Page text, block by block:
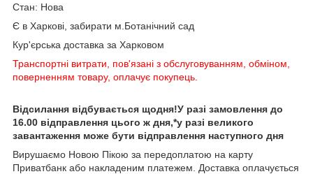
Стан: Нова
Є в Харкові, забирати м.Ботанічний сад
Кур'єрська доставка за Харковом
Транспортні витрати, пов'язані з обслуговуванням, обміном,
поверненням товару, оплачує покупець.
Відсилання відбувається щодня!У разі замовлення до
16.00 відправлення цього ж дня,*у разі великого
завантаження може бути відправлення наступного дня
Вирушаємо Новою Пікою за передоплатою на карту
Приватбанк або накладеним платежем. Доставка оплачується